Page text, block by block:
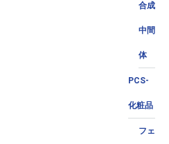
合成
中間
体
PCS-
化粧品
フェ